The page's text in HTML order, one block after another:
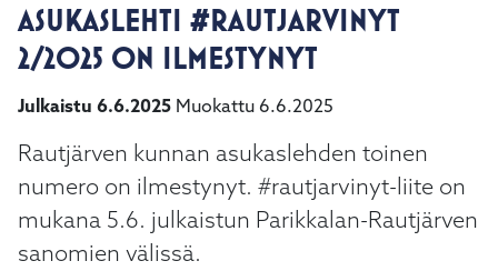
Kunta ja päätöksenteko
ASUKASLEHTI #RAUTJARVINYT
2/2025 ON ILMESTYNYT
Julkaistu 6.6.2025 Muokattu 6.6.2025
Rautjärven kunnan asukaslehden toinen
numero on ilmestynyt. #rautjarvinyt-liite on
mukana 5.6. julkaistun Parikkalan-Rautjärven
sanomien välissä.